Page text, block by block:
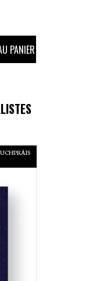
PANIER